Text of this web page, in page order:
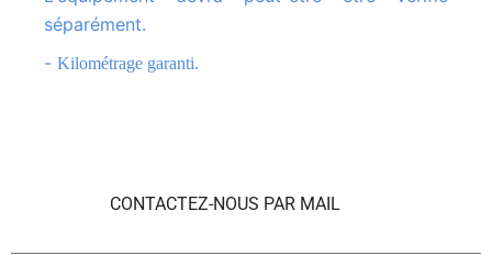
séparément.
Kilométrage garanti.
CONTACTEZ-NOUS PAR MAIL